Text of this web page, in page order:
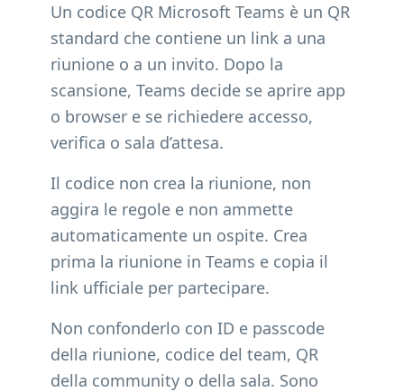
Un codice QR Microsoft Teams è un QR
standard che contiene un link a una
riunione o a un invito. Dopo la
scansione, Teams decide se aprire app
o browser e se richiedere accesso,
verifica o sala d’attesa.
Il codice non crea la riunione, non
aggira le regole e non ammette
automaticamente un ospite. Crea
prima la riunione in Teams e copia il
link ufficiale per partecipare.
Non confonderlo con ID e passcode
della riunione, codice del team, QR
della community o della sala. Sono